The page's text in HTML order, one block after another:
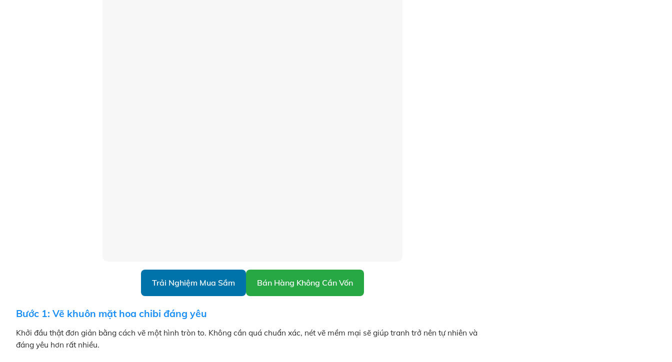
Trải Nghiệm Mua Sắm Bán Hàng Không Cần Vốn
Bước 1: Vẽ khuôn mặt hoa chibi đáng yêu
Khởi đầu thật đơn giản bằng cách vẽ một hình tròn to. Không cần quá chuẩn xác, nét vẽ mềm mại sẽ giúp tranh trở nên tự nhiên và
đáng yêu hơn rất nhiều.